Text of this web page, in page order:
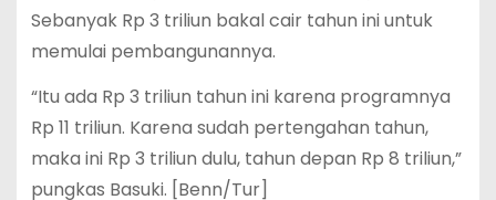
Sebanyak Rp 3 triliun bakal cair tahun ini untuk
memulai pembangunannya.
“Itu ada Rp 3 triliun tahun ini karena programnya
Rp 11 triliun. Karena sudah pertengahan tahun,
maka ini Rp 3 triliun dulu, tahun depan Rp 8 triliun,”
pungkas Basuki. [Benn/Tur]